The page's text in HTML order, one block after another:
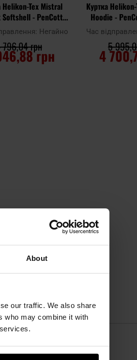
About
our traffic. We also share
who may combine it with
Helikon-Tex Mistral
Softshell - PenCott
WildWood Негайно
грн
грн
Куртка
Hoodie -
Час
45